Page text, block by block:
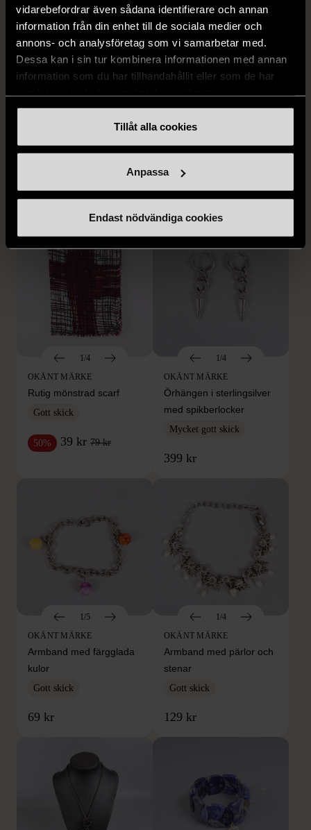
vidarebefordrar även sådana identifierare och annan
information från din enhet till de sociala medier och
annons- och analysföretag som vi samarbetar med.
Dessa kan i sin tur kombinera informationen med annan
information som du har tillhandahållit eller som de har
Tillåt alla cookies
Anpassa
Endast nödvändiga cookies
G-STAR RAW
W34 Gott skick
FRÅN SAMMA VARUMÄRKE
Hitta produkter från samma varumärke
1/4
OKÄNT MÄRKE
Rutig mönstrad scarf
Gott skick
50% 39 kr 79 kr
1/4
OKÄNT MÄRKE
Örhängen i sterlingsilver
med spikberlocker
Mycket gott skick
399 kr
1/5
OKÄNT MÄRKE
Armband med färgglada
kulor
Gott skick
69 kr
1/4
OKÄNT MÄRKE
Armband med pärlor och
stenar
Gott skick
129 kr